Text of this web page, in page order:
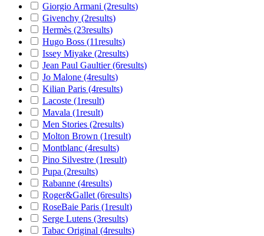
Giorgio Armani (2results)
Givenchy (2results)
Hermès (23results)
Hugo Boss (11results)
Issey Miyake (2results)
Jean Paul Gaultier(6results)
Jo Malone (4results)
Kilian Paris (4results)
Lacoste (1result)
Mavala (1result)
Men Stories (2results)
Molton Brown (1result)
Montblanc (4results)
Pino Silvestre (1result)
Pupa (2results)
Rabanne (4results)
Roger&Gallet (6results)
RoseBaie Paris (1result)
Serge Lutens (3results)
Tabac Original (4results)